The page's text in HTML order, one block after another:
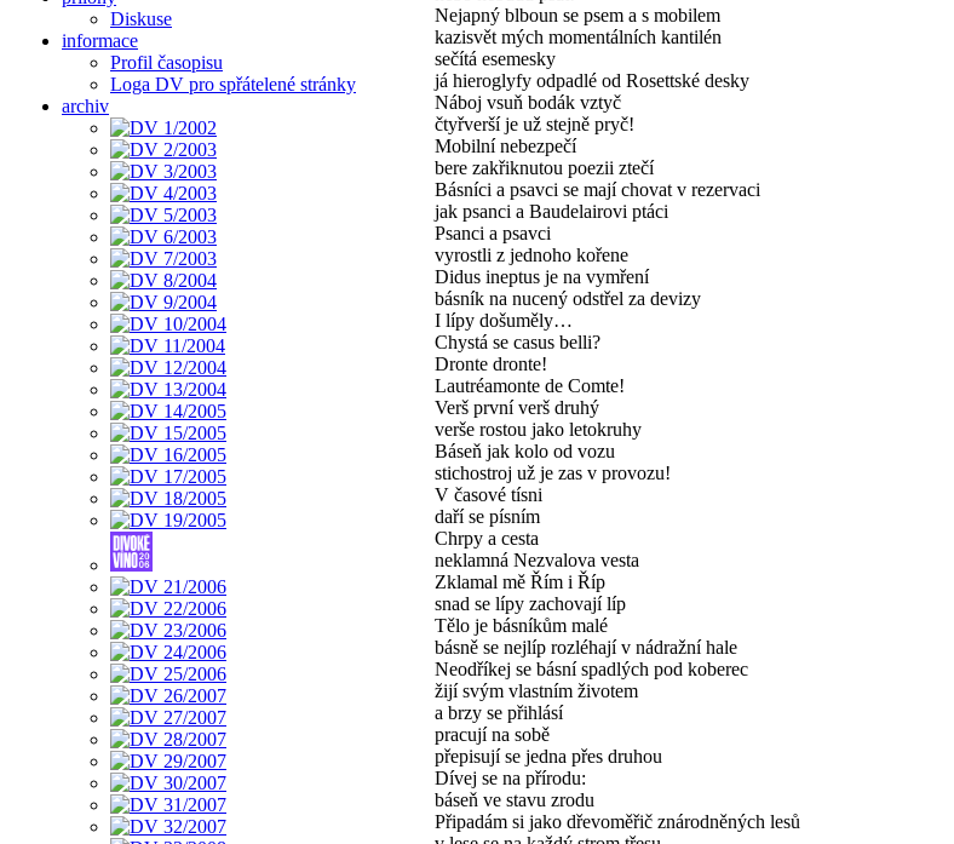
Diskuse
informace
Profil časopisu
Loga DV pro spřátelené stránky
archiv
Nejapný blboun se psem a s mobilem
kazisvět mých momentálních kantilén
sečítá esemesky
já hieroglyfy odpadlé od Rosettské desky
Náboj vsuň bodák vztyč
čtyřverší je už stejně pryč!
Mobilní nebezpečí
bere zakřiknutou poezii ztečí
Básníci a psavci se mají chovat v rezervaci
jak psanci a Baudelairovi ptáci
Psanci a psavci
vyrostli z jednoho kořene
Didus ineptus je na vymření
básník na nucený odstřel za devizy
I lípy došuměly…
Chystá se casus belli?
Dronte dronte!
Lautréamonte de Comte!
Verš první verš druhý
verše rostou jako letokruhy
Báseň jak kolo od vozu
stichostroj už je zas v provozu!
V časové tísni
daří se písním
Chrpy a cesta
neklamná Nezvalova vesta
Zklamal mě Řím i Říp
snad se lípy zachovají líp
Tělo je básníkům malé
básně se nejlíp rozléhají v nádražní hale
Neodříkej se básní spadlých pod koberec
žijí svým vlastním životem
a brzy se přihlásí
pracují na sobě
přepisují se jedna přes druhou
Dívej se na přírodu:
báseň ve stavu zrodu
Připadám si jako dřevoměřič znárodněných lesů